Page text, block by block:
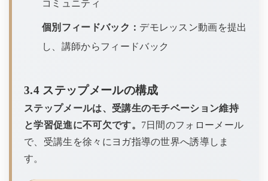
コミュニティ
個別フィードバック： デモレッスン動画を提出
し、講師からフィードバック
3.4 ステップメールの構成
ステップメールは、受講生のモチベーション維持
と学習促進に不可欠です。 7日間のフォローメール
で、受講生を徐々にヨガ指導の世界へ誘導しま
す。